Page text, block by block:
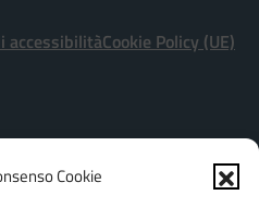
Cookie
accessibilitàCookie Policy (UE)
(PA), 90146 - Viale dell'Olimpo,